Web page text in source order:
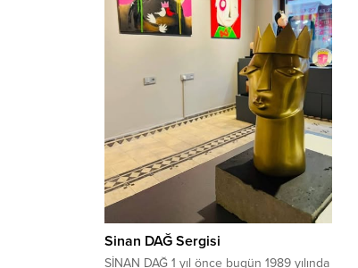
Sinan DAĞ Sergisi
SİNAN DAĞ 1 yıl önce bugün 1989 yılında